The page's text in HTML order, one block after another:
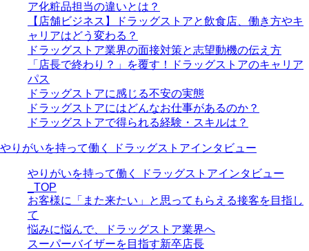
ア化粧品担当の違いとは？
【店舗ビジネス】ドラッグストアと飲食店、働き方やキ
ャリアはどう変わる？
ドラッグストア業界の面接対策と志望動機の伝え方
「店長で終わり？」を覆す！ドラッグストアのキャリア
パス
ドラッグストアに感じる不安の実態
ドラッグストアにはどんなお仕事があるのか？
ドラッグストアで得られる経験・スキルは？
やりがいを持って働く ドラッグストアインタビュー
やりがいを持って働く ドラッグストアインタビュー
_TOP
お客様に「また来たい」と思ってもらえる接客を目指し
て
悩みに悩んで、ドラッグストア業界へ
スーパーバイザーを目指す新卒店長